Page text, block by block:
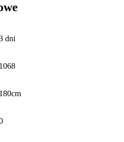
dni
1068
180cm